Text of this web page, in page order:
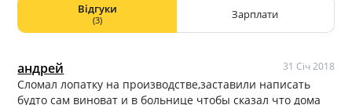
Відгуки
(3) Зарплати
андрей 31 Січ 2018
Сломал лопатку на производстве,заставили написать
будто сам виноват и в больнице чтобы сказал что дома